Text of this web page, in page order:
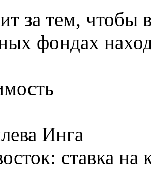
за тем, чтобы
фондах
Инга
ставка на